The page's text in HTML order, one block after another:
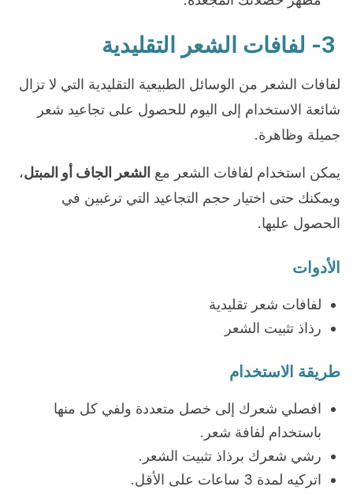
لفافات الشعر من الوسائل الطبيعية التقليدية التي لا تزال
شائعة الاستخدام إلى اليوم للحصول على تجاعيد شعر
جميلة وظاهرة.
يمكن استخدام لفافات الشعر مع الشعر الجاف أو المبتل،
ويمكنك حتى اختيار حجم التجاعيد التي ترغبين في
الحصول عليها.
الأدوات
لفافات شعر تقليدية
رذاذ تثبيت الشعر
طريقة الاستخدام
افصلي شعرك إلى خصل متعددة ولفي كل منها
باستخدام لفافة شعر.
رشي شعرك برذاذ تثبيت الشعر.
اتركيه لمدة 3 ساعات على الأقل.